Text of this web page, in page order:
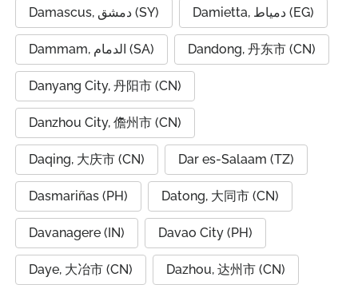
Damascus, دمشق (SY) Damietta, دمياط (EG)
Dammam, الدمام (SA) Dandong, 丹东市 (CN)
Danyang City, 丹阳市 (CN)
Danzhou City, 儋州市 (CN)
Daqing, 大庆市 (CN) Dar es-Salaam (TZ)
Dasmariñas (PH) Datong, 大同市 (CN)
Davanagere (IN) Davao City (PH)
Daye, 大冶市 (CN) Dazhou, 达州市 (CN)